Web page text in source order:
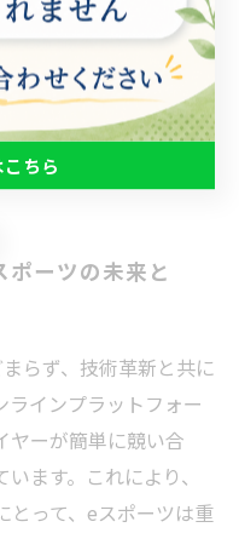
適応能力を高める上で
なるエンターテイメン
提供しています。これ
て、eスポーツは自身の
るでしょう。
ーツの未来と
らず、技術革新と共に
ラインプラットフォー
ヤーが簡単に競い合
ます。これにより、
とって、eスポーツは重
ちら
ちら